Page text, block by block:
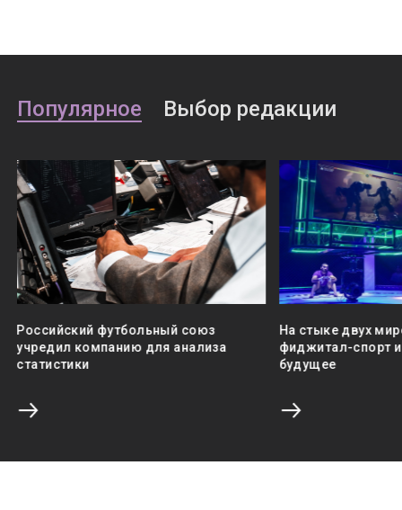
Популярное Выбор редакции
Российский футбольный союз
учредил компанию для анализа
статистики
На стыке двух
фиджитал-спорт
будущее